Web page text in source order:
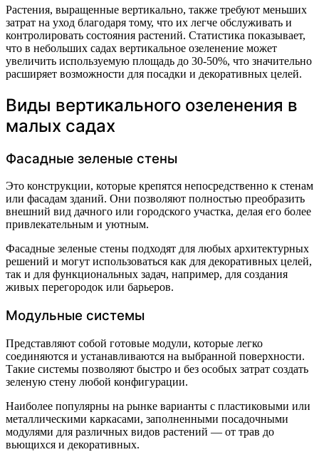
Растения, выращенные вертикально, также требуют меньших
затрат на уход благодаря тому, что их легче обслуживать и
контролировать состояния растений. Статистика показывает,
что в небольших садах вертикальное озеленение может
увеличить используемую площадь до 30-50%, что значительно
расширяет возможности для посадки и декоративных целей.
Виды вертикального озеленения в
малых садах
Фасадные зеленые стены
Это конструкции, которые крепятся непосредственно к стенам
или фасадам зданий. Они позволяют полностью преобразить
внешний вид дачного или городского участка, делая его более
привлекательным и уютным.
Фасадные зеленые стены подходят для любых архитектурных
решений и могут использоваться как для декоративных целей,
так и для функциональных задач, например, для создания
живых перегородок или барьеров.
Модульные системы
Представляют собой готовые модули, которые легко
соединяются и устанавливаются на выбранной поверхности.
Такие системы позволяют быстро и без особых затрат создать
зеленую стену любой конфигурации.
Наиболее популярны на рынке варианты с пластиковыми или
металлическими каркасами, заполненными посадочными
модулями для различных видов растений — от трав до
вьющихся и декоративных.